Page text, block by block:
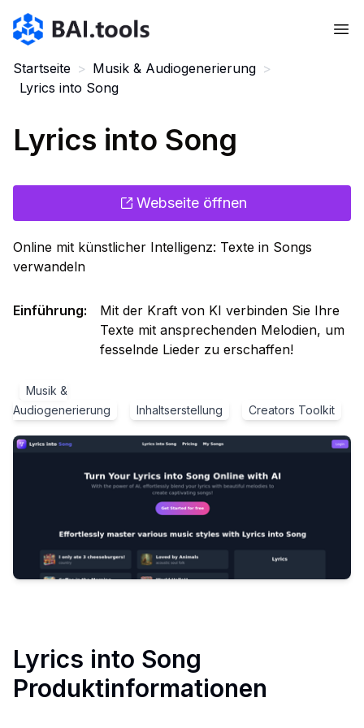
Bai.tools
Startseite > Musik & Audiogenerierung >
Lyrics into Song
Lyrics into Song
Webseite öffnen
Online mit künstlicher Intelligenz: Texte in Songs
verwandeln
Einführung:
Mit der Kraft von KI verbinden Sie Ihre
Texte mit ansprechenden Melodien, um
fesselnde Lieder zu erschaffen!
Musik &
Audiogenerierung
Inhaltserstellung Creators Toolkit
Lyrics into Song
Produktinformationen